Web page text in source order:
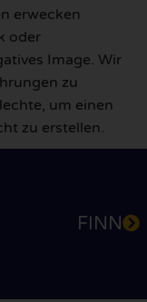
erwecken
oder
Image. Wir
zu
um einen
zu erstellen.
FINN